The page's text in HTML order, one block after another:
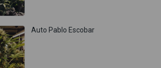
Auto Pablo Escobar